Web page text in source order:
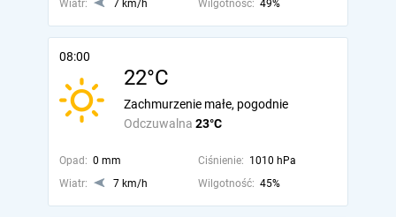
Wiatr: 7 km/h Wilgotność: 49%
08:00
22°C
Odczuwalna 23°C
Zachmurzenie małe, pogodnie
Opad: 0 mm Ciśnienie: 1010 hPa
Wiatr:
7 km/h Wilgotność: 45%